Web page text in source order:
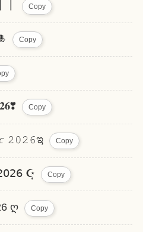
Copy
Copy
Copy
𝟸𝟶𝟸𝟼ಇ Copy
☪̣̩ Copy
ღ Copy